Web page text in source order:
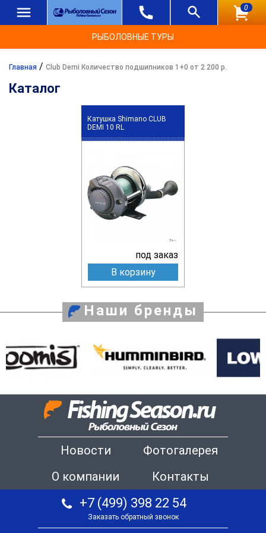
0
РЫБОЛОВНЫЕ ТУРЫ
Главная / Club Demi Количество подшипников 1+0 от 2 200 р.
Каталог
Катушка Shimano CLUB
DEMI 10 RL
под заказ
В корзину
Наши бренды
Новости
Фотогалерея
О компании
Контакты
+7 (499) 398 22 54
Заказать обратный звонок